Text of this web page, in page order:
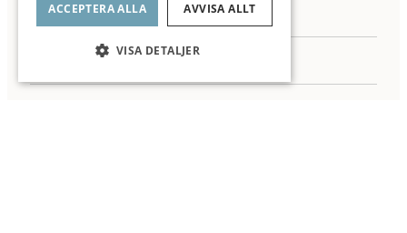
ACCEPTERA ALLA AVVISA ALLT
VISA DETALJER